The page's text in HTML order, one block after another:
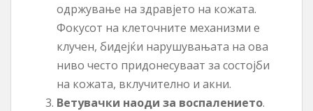
одржување на здравјето на кожата.
Фокусот на клеточните механизми е
клучен, бидејќи нарушувањата на ова
ниво често придонесуваат за состојби
на кожата, вклучително и акни.
Ветувачки наоди за воспалението.